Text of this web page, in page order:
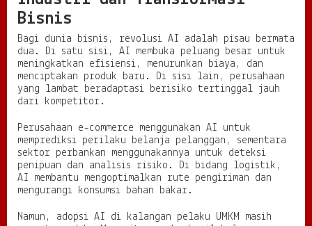
Bisnis
Bagi dunia bisnis, revolusi AI adalah pisau bermata
dua. Di satu sisi, AI membuka peluang besar untuk
meningkatkan efisiensi, menurunkan biaya, dan
menciptakan produk baru. Di sisi lain, perusahaan
yang lambat beradaptasi berisiko tertinggal jauh
dari kompetitor.
Perusahaan e-commerce menggunakan AI untuk
memprediksi perilaku belanja pelanggan, sementara
sektor perbankan menggunakannya untuk deteksi
penipuan dan analisis risiko. Di bidang logistik,
AI membantu mengoptimalkan rute pengiriman dan
mengurangi konsumsi bahan bakar.
Namun, adopsi AI di kalangan pelaku UMKM masih